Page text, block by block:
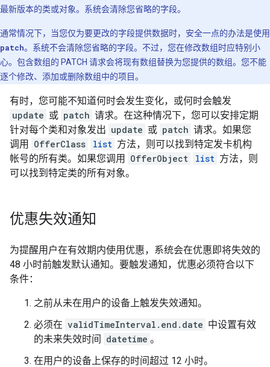
最新版本的类或对象。系统会清除您省略的字段。
通常情况下，当您仅为要更改的字段提供数据时，安全一点的办法是使用
patch。系统不会清除您省略的字段。不过，您在修改数组时应特别小
心。包含数组的 PATCH 请求会将现有数组替换为您提供的数组。您不能
逐个修改、添加或删除数组中的项目。
有时，您可能不知道何时会发生变化，或何时会触发
update 或 patch 请求。在这种情况下，您可以安排定期
针对每个类和对象发出 update 或 patch 请求。如果您
调用
OfferClass list 方法，则可以找到特定发卡机构
帐号的所有类。如果您调用
OfferObject list 方法，则
可以找到特定类的所有对象。
优惠失效通知
为提醒用户在有效期内使用优惠，系统会在优惠即将失效的
48 小时前触发默认通知。要触发通知，优惠必须符合以下
条件：
之前从未在用户的设备上触发失效通知。
必须在 validTimeInterval.end.date 中设置有效
的未来失效时间 datetime 。
在用户的设备上保存的时间超过 12 小时。